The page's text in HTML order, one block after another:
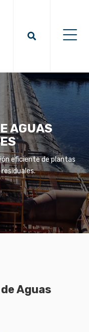
AGUAS
eficiente de plantas
Aguas